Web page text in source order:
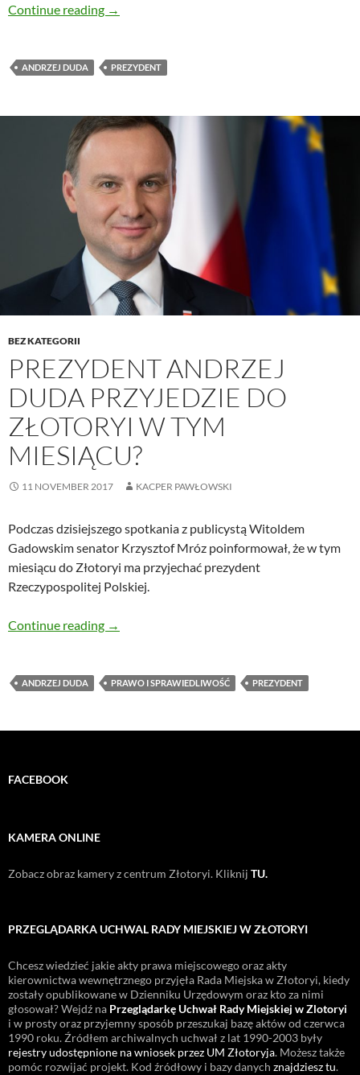
Continue reading Zmiana organizacji ruchu w związku z wizytą
→
ANDRZEJ DUDA PREZYDENT
BEZ KATEGORII
PREZYDENT ANDRZEJ
DUDA PRZYJEDZIE DO
ZŁOTORYI W TYM
MIESIĄCU?
11 NOVEMBER 2017 KACPER PAWŁOWSKI
Podczas dzisiejszego spotkania z publicystą Witoldem
Gadowskim senator Krzysztof Mróz poinformował, że w tym
miesiącu do Złotoryi ma przyjechać prezydent
Rzeczypospolitej Polskiej.
Continue reading Prezydent Andrzej Duda przyjedzie do
→
ANDRZEJ DUDA PRAWO I SPRAWIEDLIWOŚĆ PREZYDENT
FACEBOOK
KAMERA ONLINE
Zobacz obraz kamery z centrum Złotoryi. Kliknij TU.
PRZEGLĄDARKA UCHWAL RADY MIEJSKIEJ W ZŁOTORYI
Chcesz wiedzieć jakie akty prawa miejscowego oraz akty
kierownictwa wewnętrznego przyjęła Rada Miejska w Złotoryi, kiedy
zostały opublikowane w Dzienniku Urzędowym oraz kto za nimi
głosował? Wejdź na Przeglądarkę Uchwał Rady Miejskiej w Zlotoryi
i w prosty oraz przyjemny sposób przeszukaj bazę aktów od czerwca
1990 roku. Źródłem archiwalnych uchwał z lat 1990-2003 były
rejestry udostępnione na wniosek przez UM Złotoryja. Możesz także
pomóc rozwijać projekt. Kod źródłowy i bazy danych znajdziesz tu.